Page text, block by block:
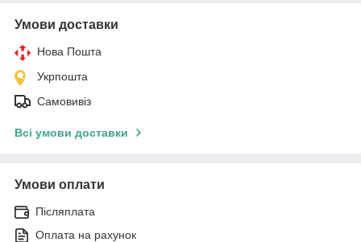
Умови доставки
Нова Пошта
Укрпошта
Самовивіз
Всі умови доставки
Умови оплати
Післяплата
Оплата на рахунок